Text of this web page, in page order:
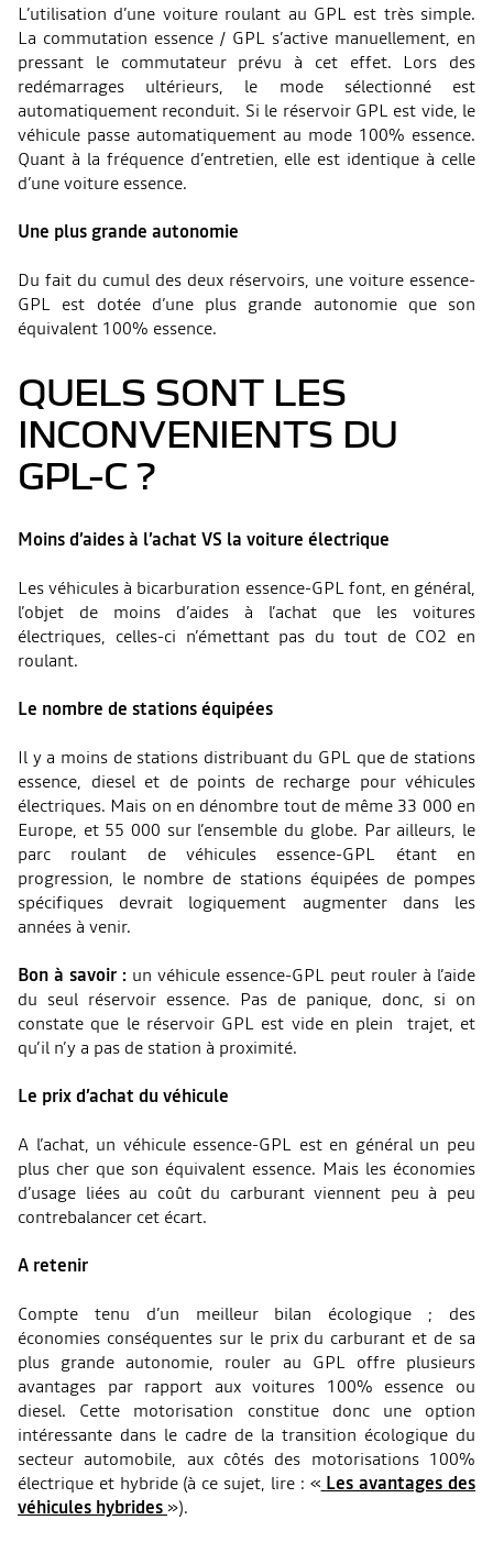
L’utilisation d’une voiture roulant au GPL est très simple.
La commutation essence / GPL s’active manuellement, en
pressant le commutateur prévu à cet effet. Lors des
redémarrages ultérieurs, le mode sélectionné est
automatiquement reconduit. Si le réservoir GPL est vide, le
véhicule passe automatiquement au mode 100% essence.
Quant à la fréquence d’entretien, elle est identique à celle
d’une voiture essence.
Une plus grande autonomie
Du fait du cumul des deux réservoirs, une voiture essence-
GPL est dotée d’une plus grande autonomie que son
équivalent 100% essence.
QUELS SONT LES
INCONVENIENTS DU
GPL-C ?
Moins d’aides à l’achat VS la voiture électrique
Les véhicules à bicarburation essence-GPL font, en général,
l’objet de moins d’aides à l’achat que les voitures
électriques, celles-ci n’émettant pas du tout de CO2 en
roulant.
Le nombre de stations équipées
Il y a moins de stations distribuant du GPL que de stations
essence, diesel et de points de recharge pour véhicules
électriques. Mais on en dénombre tout de même 33 000 en
Europe, et 55 000 sur l’ensemble du globe. Par ailleurs, le
parc roulant de véhicules essence-GPL étant en
progression, le nombre de stations équipées de pompes
spécifiques devrait logiquement augmenter dans les
années à venir.
Bon à savoir : un véhicule essence-GPL peut rouler à l’aide
du seul réservoir essence. Pas de panique, donc, si on
constate que le réservoir GPL est vide en plein trajet, et
qu’il n’y a pas de station à proximité.
Le prix d’achat du véhicule
A l’achat, un véhicule essence-GPL est en général un peu
plus cher que son équivalent essence. Mais les économies
d’usage liées au coût du carburant viennent peu à peu
contrebalancer cet écart.
A retenir
Compte tenu d’un meilleur bilan écologique ; des
économies conséquentes sur le prix du carburant et de sa
plus grande autonomie, rouler au GPL offre plusieurs
avantages par rapport aux voitures 100% essence ou
diesel. Cette motorisation constitue donc une option
intéressante dans le cadre de la transition écologique du
secteur automobile, aux côtés des motorisations 100%
électrique et hybride (à ce sujet, lire : « Les avantages des
véhicules hybrides»).